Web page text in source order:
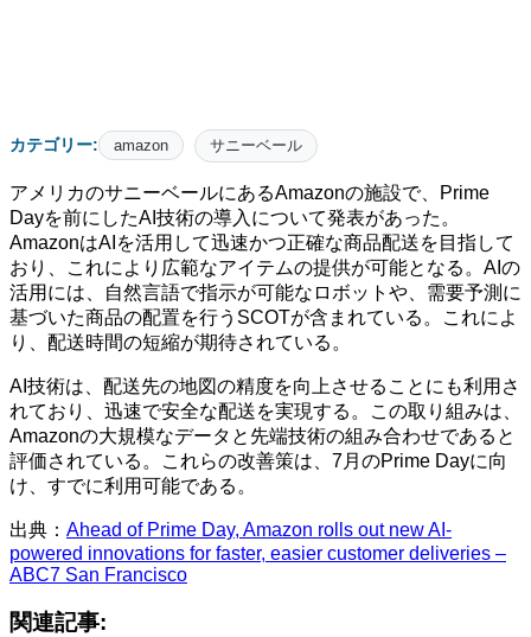
カテゴリー: amazon サニーベール
アメリカのサニーベールにあるAmazonの施設で、Prime
Dayを前にしたAI技術の導入について発表があった。
AmazonはAIを活用して迅速かつ正確な商品配送を目指して
おり、これにより広範なアイテムの提供が可能となる。AIの
活用には、自然言語で指示が可能なロボットや、需要予測に
基づいた商品の配置を行うSCOTが含まれている。これによ
り、配送時間の短縮が期待されている。
AI技術は、配送先の地図の精度を向上させることにも利用さ
れており、迅速で安全な配送を実現する。この取り組みは、
Amazonの大規模なデータと先端技術の組み合わせであると
評価されている。これらの改善策は、7月のPrime Dayに向
け、すでに利用可能である。
出典： Ahead of Prime Day, Amazon rolls out new AI-
powered innovations for faster, easier customer deliveries –
ABC7 San Francisco
関連記事: